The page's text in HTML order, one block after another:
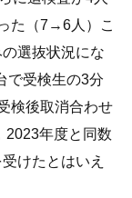
た（7→6人）こ
選抜状況にな
で受検生の3分
検後取消合わせ
2023年度と同数
けたとはいえ